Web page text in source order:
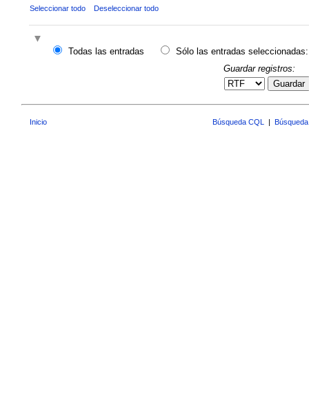
Seleccionar todo Deseleccionar todo
Todas las entradas
Sólo las entradas seleccionadas:
Guardar registros:
Guardar
Inicio Búsqueda CQL